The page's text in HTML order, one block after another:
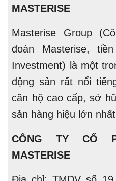
MASTERISE
Masterise Group
đoàn Masterise,
Investment) là một
động sản rất nổi
căn hộ cao cấp, sở
sản hàng hiệu lớn
CÔNG TY CỔ
MASTERISE